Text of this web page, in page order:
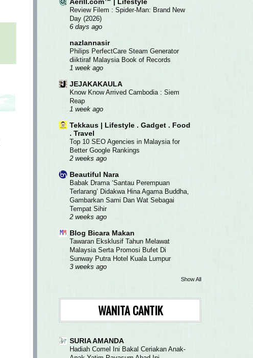
Review Filem : Spider-Man: Brand New
Day (2026)
6 days ago
nazlannasir
Philips PerfectCare Steam Generator
diiktiraf Malaysia Book of Records
1 week ago
JEJAKAKAULA
Know Know Arrived Cambodia : Siem
Reap
1 week ago
Tekkaus | Lifestyle . Gadget . Food
. Travel
Top 10 SEO Agencies in Malaysia for
Better Google Rankings
2 weeks ago
Beautiful Nara
Babak Drama ‘Santau Perempuan
Terlarang’ Didakwa Hina Agama Buddha,
Gambarkan Sami Dan Wat Sebagai
Tempat Sihir
2 weeks ago
Blog Bicara Makan
Tawaran Eksklusif Tahun Melawat
Malaysia Serta Promosi Bufet Di
Sunway Putra Hotel Kuala Lumpur
3 weeks ago
Show All
WANITA CANTIK
SURIA AMANDA
Hadiah Comel Ini Bakal Ceriakan Anak-